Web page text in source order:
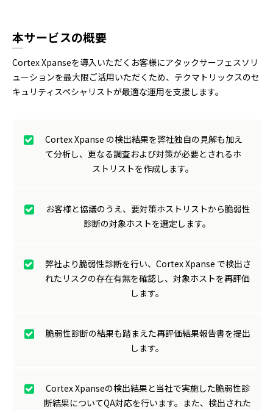
本サービスの概要
Cortex Xpanseを導入いただくお客様にアタックサーフェスソリ
ューションを最大限ご活用いただくため、テクマトリックスのセ
キュリティスペシャリストが最適な運用を支援します。
Cortex Xpanse の検出結果を弊社独自の見解も加え
て分析し、更なる調査および対策が必要とされるホ
ストリストを作成します。
お客様と協議のうえ、要対策ホストリストから脆弱性
診断の対象ホストを選定します。
弊社より脆弱性診断を行い、Cortex Xpanse で検出さ
れたリスクの存在有無を確認し、対象ホストを再評価
します。
脆弱性診断の結果も踏まえた再評価結果報告書を提出
します。
Cortex Xpanseの検出結果と当社で実施した脆弱性診
断結果についてQA対応を行います。また、検出された